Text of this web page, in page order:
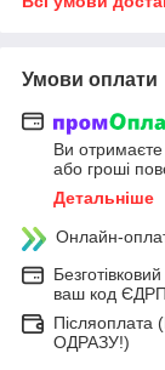
Умови оплати
Ви
або гроші
Детальніше
Онлайн-
ваш код
ОДРАЗУ!)